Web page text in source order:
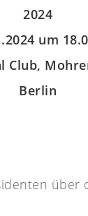
2024
um
Club,
Berlin
über